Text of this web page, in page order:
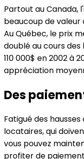
Partout au Canada,
beaucoup de valeur
Au Québec, le prix
doublé au cours
110 000$ en 2002 à
appréciation
Des
Fatigué des
locataires, qui
vous pouvez
profiter de